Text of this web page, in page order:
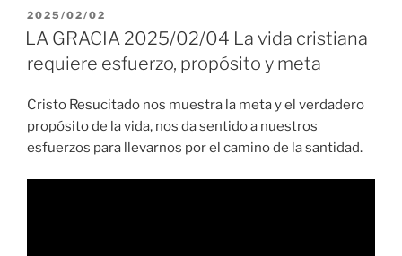
PUBLICADO
EL
2025/02/02
LA GRACIA 2025/02/04 La vida cristiana
requiere esfuerzo, propósito y meta
Cristo Resucitado nos muestra la meta y el verdadero
propósito de la vida, nos da sentido a nuestros
esfuerzos para llevarnos por el camino de la santidad.